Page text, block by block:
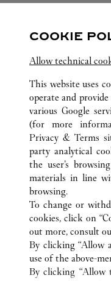
Visit us on
Link Opens
Visit us on
Link Opens
TOUTES LES
HOUSTON
SERVICE CLIENT
NOUS CONTACTER
NOTRE
CARRIERES
COOKIE
Allow technical
This website uses
operate and
various Google
(for more
Privacy & Terms
party analytical
the user’s
materials in line
browsing.
To change or
cookies, click on
out more, consult
By clicking “Allow
use of the above-
By clicking “Allow